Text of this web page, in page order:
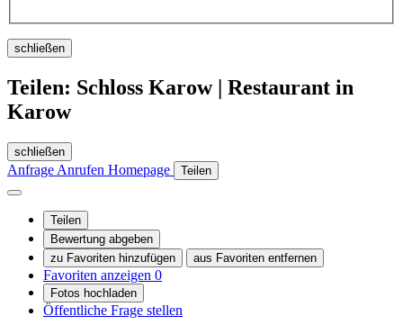
schließen
Teilen: Schloss Karow | Restaurant in
Karow
schließen
Anfrage Anrufen Homepage Teilen
Teilen
Bewertung abgeben
zu Favoriten hinzufügen
aus Favoriten entfernen
Favoriten anzeigen 0
Fotos hochladen
Öffentliche Frage stellen